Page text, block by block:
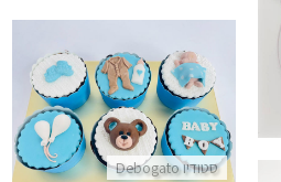
סטודיו Debogato
קאפקייקס לברית מבצק סוכר
התקשר/י